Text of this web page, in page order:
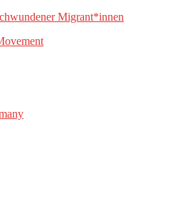
Migrant*innen